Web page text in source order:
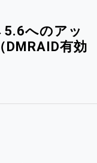
へのアッ
DMRAID有効